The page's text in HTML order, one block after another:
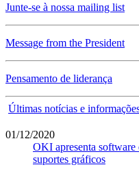
Junte-se à nossa mailing list
Message from the President
Pensamento de liderança
Últimas notícias e
01/12/2020
OKI apresenta
suportes gráficos